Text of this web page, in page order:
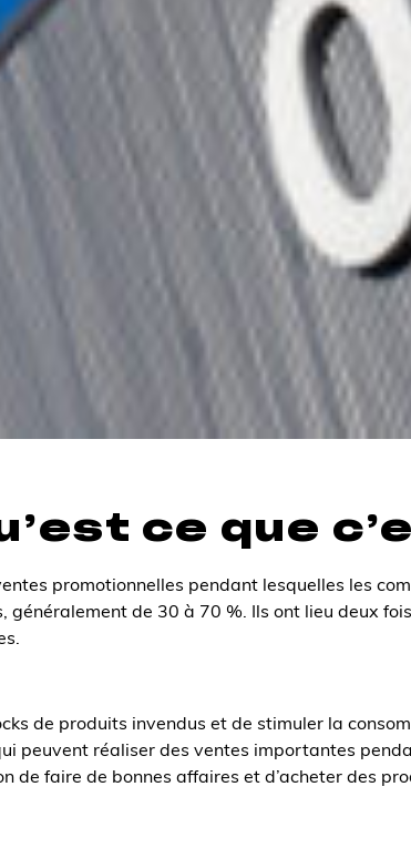
ce que
promotionnelles pendant lesquelles les
de 30 à 70 %. Ils ont lieu deux
de produits invendus et de stimuler la
peuvent réaliser des ventes importantes
de faire de bonnes affaires et d’acheter des